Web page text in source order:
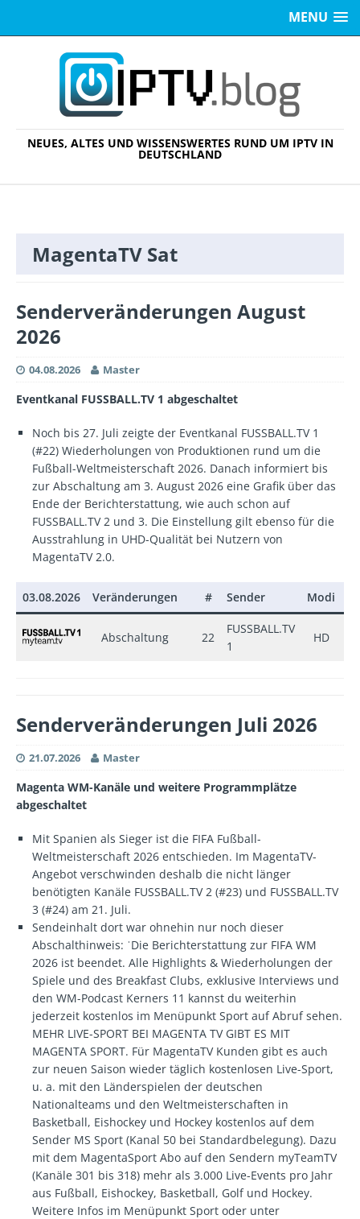
MENU
NEUES, ALTES UND WISSENSWERTES RUND UM IPTV IN
DEUTSCHLAND
MagentaTV Sat
Senderveränderungen August
2026
04.08.2026 Master
Eventkanal FUSSBALL.TV 1 abgeschaltet
Noch bis 27. Juli zeigte der Eventkanal FUSSBALL.TV 1
(#22) Wiederholungen von Produktionen rund um die
Fußball-Weltmeisterschaft 2026. Danach informiert bis
zur Abschaltung am 3. August 2026 eine Grafik über das
Ende der Berichterstattung, wie auch schon auf
FUSSBALL.TV 2 und 3. Die Einstellung gilt ebenso für die
Ausstrahlung in UHD-Qualität bei Nutzern von
MagentaTV 2.0.
03.08.2026 Veränderungen # Sender Modi
Abschaltung 22
FUSSBALL.TV
1
HD
Senderveränderungen Juli 2026
21.07.2026 Master
Magenta WM-Kanäle und weitere Programmplätze
abgeschaltet
Mit Spanien als Sieger ist die FIFA Fußball-
Weltmeisterschaft 2026 entschieden. Im MagentaTV-
Angebot verschwinden deshalb die nicht länger
benötigten Kanäle FUSSBALL.TV 2 (#23) und FUSSBALL.TV
3 (#24) am 21. Juli.
Sendeinhalt dort war ohnehin nur noch dieser
Abschalthinweis: ˈDie Berichterstattung zur FIFA WM
2026 ist beendet. Alle Highlights & Wiederholungen der
Spiele und des Breakfast Clubs, exklusive Interviews und
den WM-Podcast Kerners 11 kannst du weiterhin
jederzeit kostenlos im Menüpunkt Sport auf Abruf sehen.
MEHR LIVE-SPORT BEI MAGENTA TV GIBT ES MIT
MAGENTA SPORT. Für MagentaTV Kunden gibt es auch
zur neuen Saison wieder täglich kostenlosen Live-Sport,
u. a. mit den Länderspielen der deutschen
Nationalteams und den Weltmeisterschaften in
Basketball, Eishockey und Hockey kostenlos auf dem
Sender MS Sport (Kanal 50 bei Standardbelegung). Dazu
mit dem MagentaSport Abo auf den Sendern myTeamTV
(Kanäle 301 bis 318) mehr als 3.000 Live-Events pro Jahr
aus Fußball, Eishockey, Basketball, Golf und Hockey.
Weitere Infos im Menüpunkt Sport oder unter